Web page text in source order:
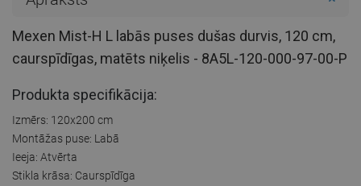
Mexen Mist-H L labās puses dušas durvis, 120 cm,
caurspīdīgas, matēts niķelis - 8A5L-120-000-97-00-P
Produkta specifikācija:
Izmērs: 120x200 cm
Montāžas puse: Labā
Ieeja: Atvērta
Stikla krāsa: Caurspīdīga